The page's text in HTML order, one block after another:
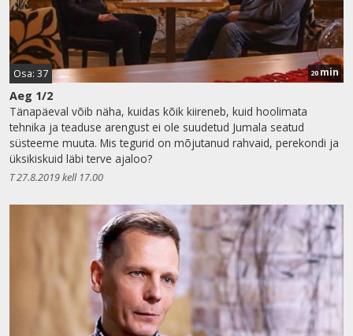
Osa: 37 20min
Aeg 1/2
Tänapäeval võib näha, kuidas kõik kiireneb, kuid hoolimata
tehnika ja teaduse arengust ei ole suudetud Jumala seatud
süsteeme muuta. Mis tegurid on mõjutanud rahvaid, perekondi ja
üksikiskuid läbi terve ajaloo?
T 27.8.2019 kell 17.00